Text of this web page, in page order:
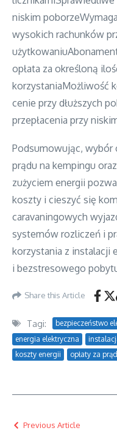
niskim
wysokich rachunków
opłata za określoną
korzystaniaMożliwość
cenie przy dłuższych
przepłacenia przy
Podsumowując,
prądu na kempingu
zużyciem energii
koszty i cieszyć się
caravaningowych
systemów rozliczeń i
korzystania z instalacji
i bezstresowego
Share this Article
Tagi: bezpieczeństwo
energia elektryczna
koszty energii
opłaty za prąd
Previous Article